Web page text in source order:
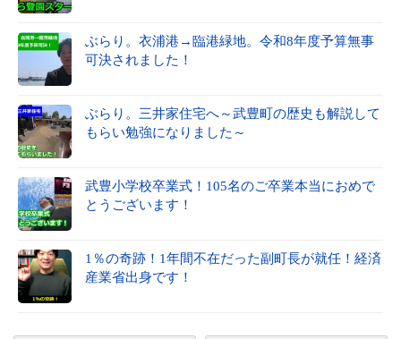
ぶらり。衣浦港→臨港緑地。令和8年度予算無事
可決されました！
ぶらり。三井家住宅へ～武豊町の歴史も解説して
もらい勉強になりました～
武豊小学校卒業式！105名のご卒業本当におめで
とうございます！
1％の奇跡！1年間不在だった副町長が就任！経済
産業省出身です！